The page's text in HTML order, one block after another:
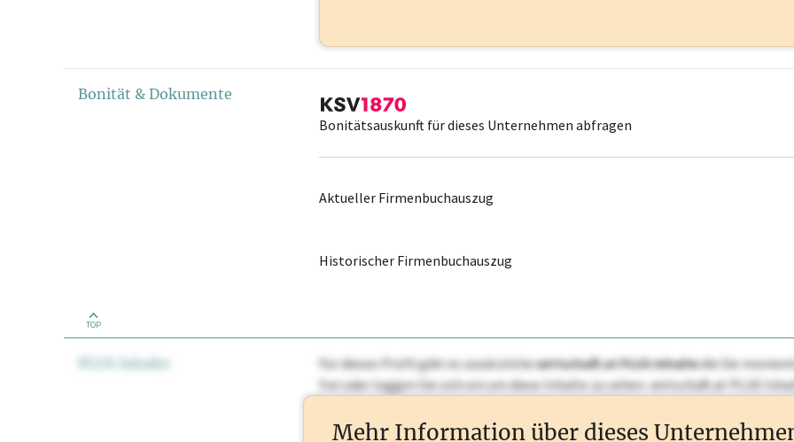
Bonität & Dokumente
Bonitätsauskunft für dieses Unternehmen abfragen
Aktueller Firmenbuchauszug
Historischer Firmenbuchauszug
TOP
PLUS Inhalte Für dieses Profil gibt es zusätzlichewirtschaft.at PLUS Inhaltedie Sie
frei oder loggen Sie sich ein um diese Inhalte zu sehen. wirtschaft.at PLUS
Mehr Information über dieses